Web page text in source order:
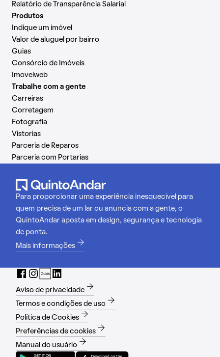
Relatório de Transparência Salarial
Produtos
Indique um imóvel
Valor de aluguel por bairro
Guias
Consórcio de Imóveis
Imovelweb
Trabalhe com a gente
Carreiras
Corretagem
Fotografia
Vistorias
Parceria de Reparos
Parceria com Portarias
Para proporcionar uma experiência inesquecível para
quem precisa de um lar ou anuncia com a gente, o
QuintoAndar aposta em design, segurança e tecnologia
de ponta.
Mais informações
Aviso de privacidade
Termos e condições de uso
Política de Cookies
Preferências de cookies
Manual do usuário